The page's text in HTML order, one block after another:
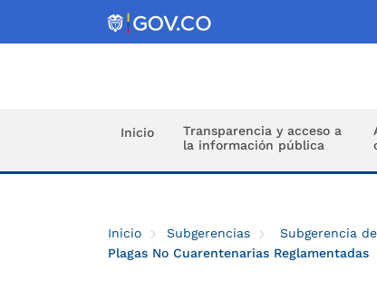
Inicio
Transparencia y acceso a
la información pública
Inicio Subgerencias Subgerencia
Plagas No Cuarentenarias Reglamentadas